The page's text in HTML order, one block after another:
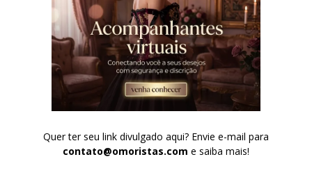
Quer ter seu link divulgado aqui? Envie e-mail para
contato@omoristas.com e saiba mais!